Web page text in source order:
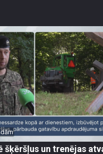
šķēršļus un trenējas